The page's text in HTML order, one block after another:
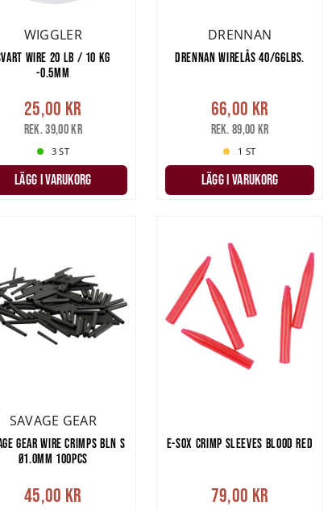
WIGGLER
WIRE 20 LB / 10 KG
-0.5MM
25,00 kr
Rek. 39,00 kr
3 ST
LÄGG I VARUKORG
DRENNAN
DRENNAN WIRELÅS 40/66LBS.
66,00 kr
Rek. 89,00 kr
1 ST
LÄGG I VARUKORG
SAVAGE GEAR
GEAR WIRE CRIMPS BLN S
Ø1.0MM 100PCS
45,00 kr
E-SOX CRIMP SLEEVES BLOOD RED
79,00 kr